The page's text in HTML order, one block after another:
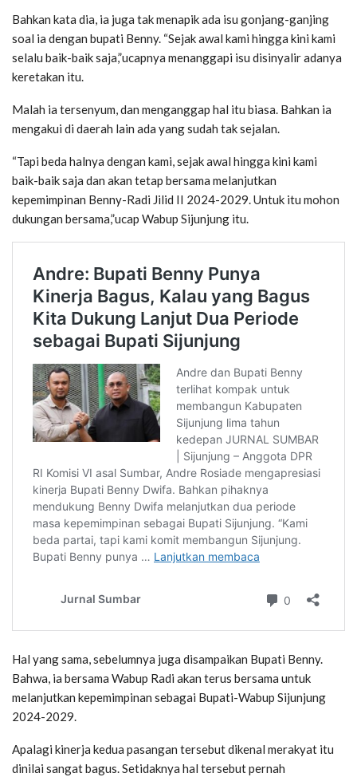
Bahkan kata dia, ia juga tak menapik ada isu gonjang-ganjing
soal ia dengan bupati Benny. “Sejak awal kami hingga kini kami
selalu baik-baik saja,”ucapnya menanggapi isu disinyalir adanya
keretakan itu.
Malah ia tersenyum, dan menganggap hal itu biasa. Bahkan ia
mengakui di daerah lain ada yang sudah tak sejalan.
“Tapi beda halnya dengan kami, sejak awal hingga kini kami
baik-baik saja dan akan tetap bersama melanjutkan
kepemimpinan Benny-Radi Jilid II 2024-2029. Untuk itu mohon
dukungan bersama,”ucap Wabup Sijunjung itu.
Hal yang sama, sebelumnya juga disampaikan Bupati Benny.
Bahwa, ia bersama Wabup Radi akan terus bersama untuk
melanjutkan kepemimpinan sebagai Bupati-Wabup Sijunjung
2024-2029.
Apalagi kinerja kedua pasangan tersebut dikenal merakyat itu
dinilai sangat bagus. Setidaknya hal tersebut pernah